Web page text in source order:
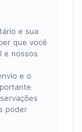
e sua
que você
e nossos
e o
poder